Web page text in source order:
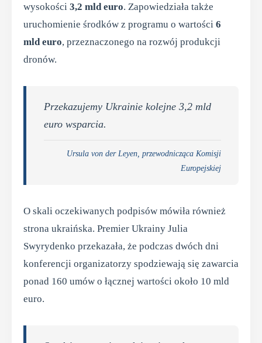
wysokości 3,2 mld euro. Zapowiedziała także
uruchomienie środków z programu o wartości 6
mld euro, przeznaczonego na rozwój produkcji
dronów.
Przekazujemy Ukrainie kolejne 3,2 mld
euro wsparcia.
Ursula von der Leyen, przewodnicząca Komisji
Europejskiej
O skali oczekiwanych podpisów mówiła również
strona ukraińska. Premier Ukrainy Julia
Swyrydenko przekazała, że podczas dwóch dni
konferencji organizatorzy spodziewają się zawarcia
ponad 160 umów o łącznej wartości około 10 mld
euro.